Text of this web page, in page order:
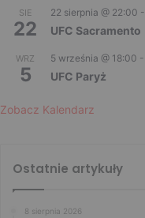
SIE
22
22 sierpnia @ 22:00 -
UFC Sacramento
WRZ
5
5 września @ 18:00 -
UFC Paryż
Zobacz Kalendarz
Ostatnie artykuły
8 sierpnia 2026